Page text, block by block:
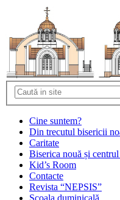
Cine suntem?
Din trecutul bisericii
Caritate
Biserica nouă și
Kid’s Room
Contacte
Revista “NEPSIS”
Școala duminicală